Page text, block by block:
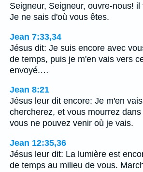
Seigneur, Seigneur, ouvre-nous!
Je ne sais d'où vous êtes.
Jean 7:33,34
Jésus dit: Je suis encore avec
de temps, puis je m'en vais vers
envoyé.…
Jean 8:21
Jésus leur dit encore: Je m'en
chercherez, et vous mourrez
vous ne pouvez venir où je vais.
Jean 12:35,36
Jésus leur dit: La lumière est
de temps au milieu de vous.